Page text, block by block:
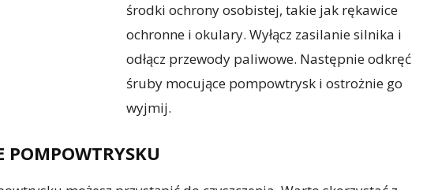
środki ochrony osobistej, takie jak rękawice
ochronne i okulary. Wyłącz zasilanie silnika i
odłącz przewody paliwowe. Następnie odkręć
śruby mocujące pompowtrysk i ostrożnie go
wyjmij.
POMPOWTRYSKU